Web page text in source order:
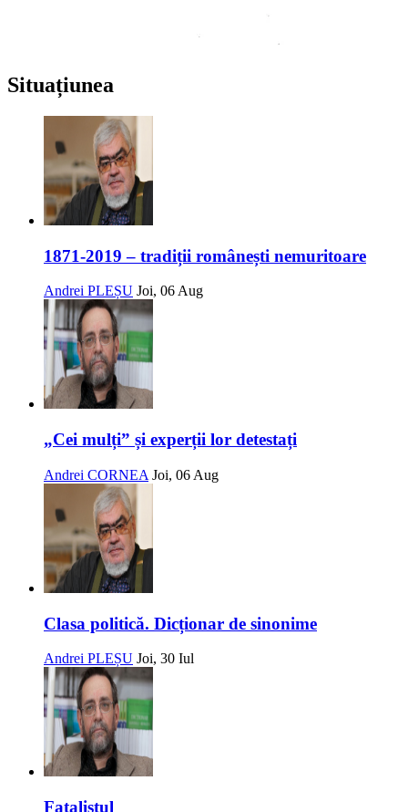
Situațiunea
1871-2019 – tradiții românești nemuritoare
Andrei PLEȘU Joi, 06 Aug
„Cei mulți” și experții lor detestați
Andrei CORNEA Joi, 06 Aug
Clasa politică. Dicționar de sinonime
Andrei PLEȘU Joi, 30 Iul
Fatalistul